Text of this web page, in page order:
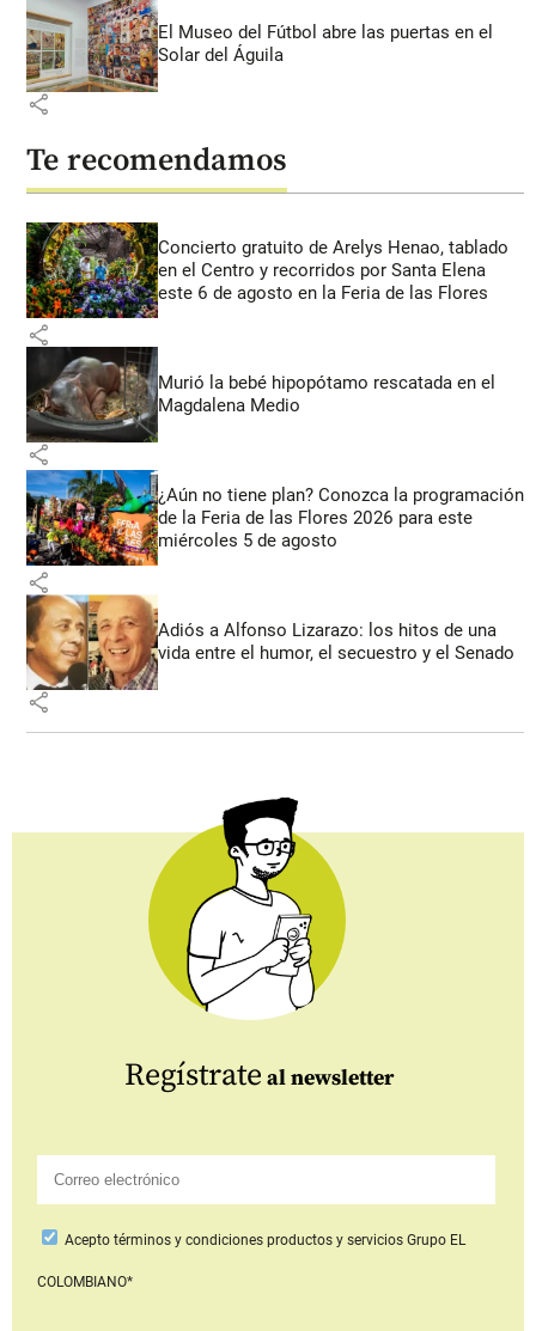
El Museo del Fútbol abre las puertas en el
Solar del Águila
share
Te recomendamos
Concierto gratuito de Arelys Henao, tablado
en el Centro y recorridos por Santa Elena
este 6 de agosto en la Feria de las Flores
share
Murió la bebé hipopótamo rescatada en el
Magdalena Medio
share
¿Aún no tiene plan? Conozca la programación
de la Feria de las Flores 2026 para este
miércoles 5 de agosto
share
Adiós a Alfonso Lizarazo: los hitos de una
vida entre el humor, el secuestro y el Senado
share
Regístrate al newsletter
Aceptotérminos y condiciones productos y serviciosGrupo EL
COLOMBIANO*